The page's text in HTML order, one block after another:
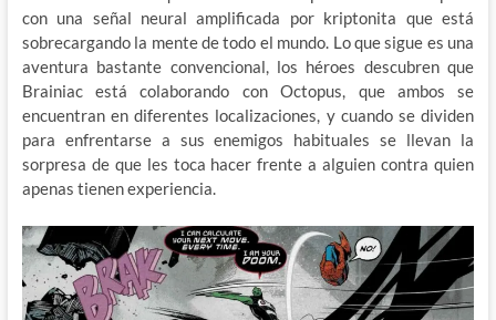
con una señal neural amplificada por kriptonita que está
sobrecargando la mente de todo el mundo. Lo que sigue es una
aventura bastante convencional, los héroes descubren que
Brainiac está colaborando con Octopus, que ambos se
encuentran en diferentes localizaciones, y cuando se dividen
para enfrentarse a sus enemigos habituales se llevan la
sorpresa de que les toca hacer frente a alguien contra quien
apenas tienen experiencia.